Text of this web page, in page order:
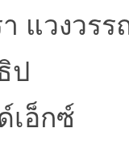
แวงวร
ป
เอ็กซ์